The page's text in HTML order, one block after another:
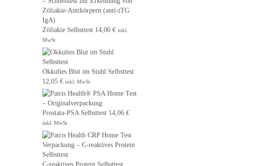
Zöliakie Selbsttest 14,06 € inkl.
MwSt
Okkultes Blut im Stuhl Selbsttest
12,05 € inkl. MwSt
Prostata-PSA Selbsttest 14,06 €
inkl. MwSt
C-reaktives Protein Selbsttest